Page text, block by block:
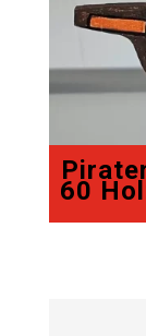
60